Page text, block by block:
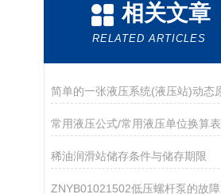
相关文章
RELATED ARTICLES
​常用液压公式/常用液压单位换算表
稀油润滑站储存条件与储存期限